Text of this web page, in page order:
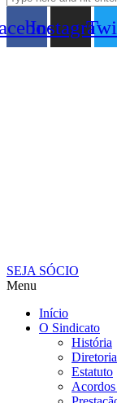
Instagram
SEJA SÓCIO
Menu
Início
O Sindicato
História
Diretoria
Estatuto